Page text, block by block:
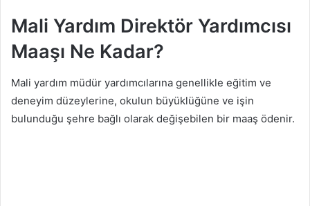
Mali Yardım Direktör Yardımcısı
Maaşı Ne Kadar?
Mali yardım müdür yardımcılarına genellikle eğitim ve
deneyim düzeylerine, okulun büyüklüğüne ve işin
bulunduğu şehre bağlı olarak değişebilen bir maaş ödenir.